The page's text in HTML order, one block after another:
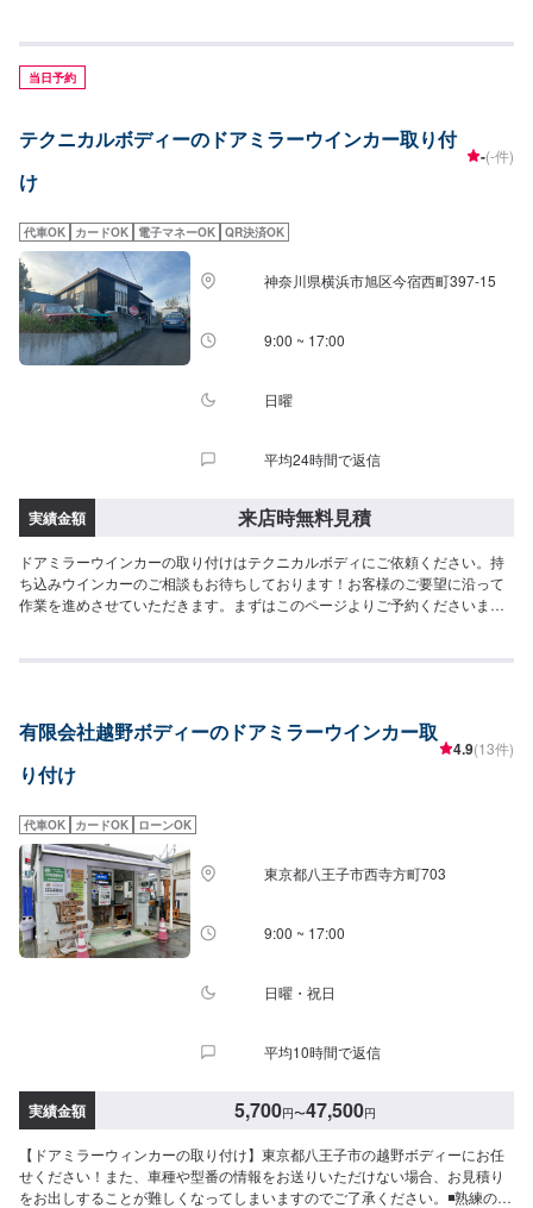
ります。万が一の際にも安心です。<<国家資格を持った整備士が多数在籍>>
二級整備士・三級整備士が多数在籍しております。愛車の不具合・気になる
ところはなんでもご相談くださいませ！
当日予約
テクニカルボディーのドアミラーウインカー取り付
け
-(-件)
代車OK カードOK 電子マネーOK QR決済OK
神奈川県横浜市旭区今宿西町397-15
9:00 ~ 17:00
日曜
平均24時間で返信
実績金額 来店時無料見積
ドアミラーウインカーの取り付けはテクニカルボディにご依頼ください。持
ち込みウインカーのご相談もお待ちしております！お客様のご要望に沿って
作業を進めさせていただきます。まずはこのページよりご予約くださいま
有限会社越野ボディーのドアミラーウインカー取
り付け
4.9(13件)
代車OK カードOK ローンOK
東京都八王子市西寺方町703
9:00 ~ 17:00
日曜・祝日
平均10時間で返信
実績金額 5,700円〜47,500円
【ドアミラーウィンカーの取り付け】東京都八王子市の越野ボディーにお任
せください！また、車種や型番の情報をお送りいただけない場合、お見積り
をお出しすることが難しくなってしまいますのでご了承ください。◾熟練の技